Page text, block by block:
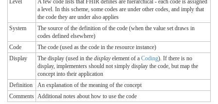
Level
A few code lists that FHIR defines are hierarchical - each code is assigned
a level. In this scheme, some codes are under other codes, and imply that
the code they are under also applies
System
The source of the definition of the code (when the value set draws in
codes defined elsewhere)
Code
The code (used as the code in the resource instance)
Display
The display (used in the displayelement of a Coding). If there is no
display, implementers should not simply display the code, but map the
concept into their application
Definition
An explanation of the meaning of the concept
Comments Additional notes about how to use the code